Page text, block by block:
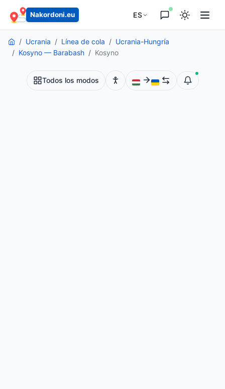
Nakordoni.eu ES
principal
Ucrania Línea de cola
Ucrania-Hungría
Kosyno — Barabash
Kosyno
Todos los modos